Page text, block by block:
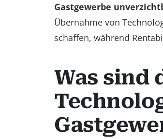
Gastgewerbe
Übernahme von
schaffen, während
Was sind